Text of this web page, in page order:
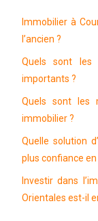
Immobilier à
l’ancien ?
Quels sont
importants ?
Quels sont les
immobilier ?
Quelle solution
plus confiance en
Investir dans
Orientales est-il